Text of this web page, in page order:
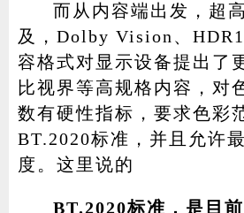
而从内容端出发，超
及，Dolby Vision、
容格式对显示设备提出了
比视界等高规格内容，对
数有硬性指标，要求色彩
BT.2020标准，并且允许
度。这里说的
BT.2020标准，是目